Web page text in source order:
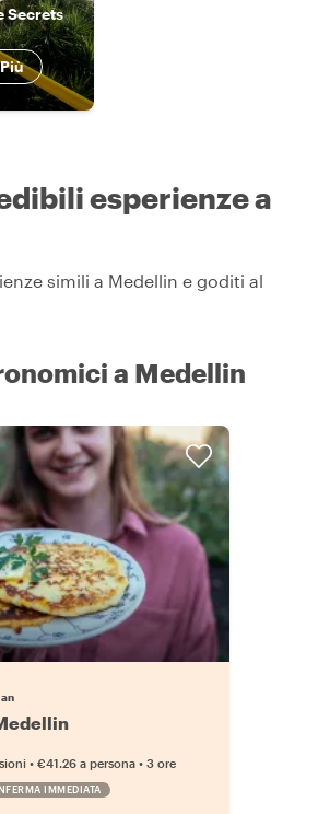
Secrets
esperienze a
simili a Medellin e goditi al
a Medellin
• €41.26 a persona • 3 ore
IMMEDIATA